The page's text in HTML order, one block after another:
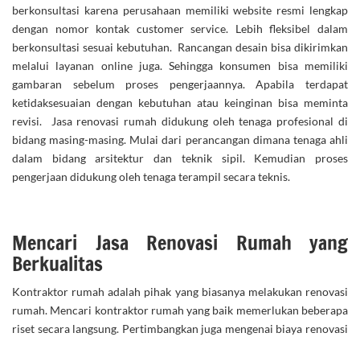
berkonsultasi karena perusahaan memiliki website resmi lengkap
dengan nomor kontak customer service. Lebih fleksibel dalam
berkonsultasi sesuai kebutuhan. Rancangan desain bisa dikirimkan
melalui layanan online juga. Sehingga konsumen bisa memiliki
gambaran sebelum proses pengerjaannya. Apabila terdapat
ketidaksesuaian dengan kebutuhan atau keinginan bisa meminta
revisi. Jasa renovasi rumah didukung oleh tenaga profesional di
bidang masing-masing. Mulai dari perancangan dimana tenaga ahli
dalam bidang arsitektur dan teknik sipil. Kemudian proses
pengerjaan didukung oleh tenaga terampil secara teknis.
Mencari Jasa Renovasi Rumah yang
Berkualitas
Kontraktor rumah adalah pihak yang biasanya melakukan renovasi
rumah. Mencari kontraktor rumah yang baik memerlukan beberapa
riset secara langsung. Pertimbangkan juga mengenai biaya renovasi